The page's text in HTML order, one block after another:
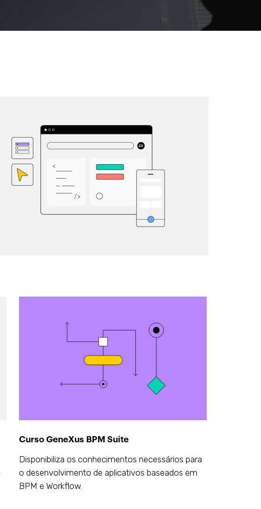
Curso GeneXus BPM Suite
Disponibiliza os conhecimentos necessários para
o desenvolvimento de aplicativos baseados em
BPM e Workflow.